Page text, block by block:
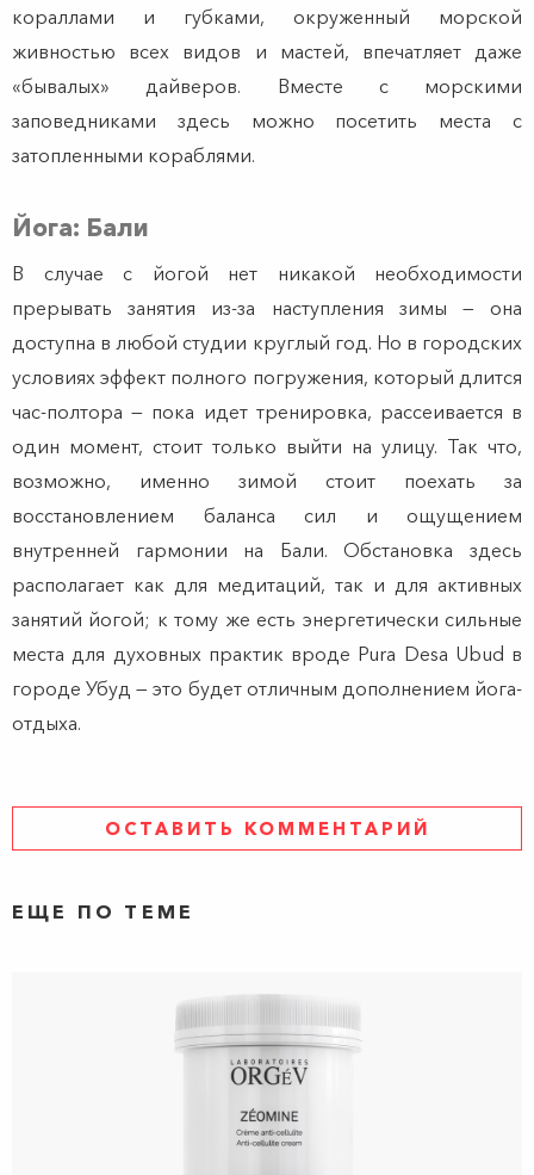
кораллами и губками, окруженный морской
живностью всех видов и мастей, впечатляет даже
«бывалых» дайверов. Вместе с морскими
заповедниками здесь можно посетить места с
затопленными кораблями.
Йога: Бали
В случае с йогой нет никакой необходимости
прерывать занятия из-за наступления зимы — она
доступна в любой студии круглый год. Но в городских
условиях эффект полного погружения, который длится
час-полтора — пока идет тренировка, рассеивается в
один момент, стоит только выйти на улицу. Так что,
возможно, именно зимой стоит поехать за
восстановлением баланса сил и ощущением
внутренней гармонии на Бали. Обстановка здесь
располагает как для медитаций, так и для активных
занятий йогой; к тому же есть энергетически сильные
места для духовных практик вроде Pura Desa Ubud в
городе Убуд — это будет отличным дополнением йога-
отдыха.
ОСТАВИТЬ КОММЕНТАРИЙ
ЕЩЕ ПО ТЕМЕ